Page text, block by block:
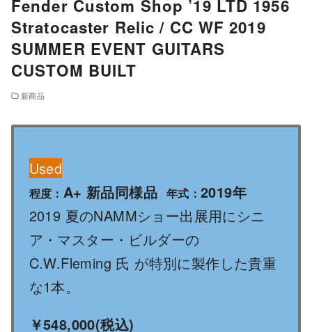
Fender Custom Shop ’19 LTD 1956
Stratocaster Relic / CC WF 2019
SUMMER EVENT GUITARS
CUSTOM BUILT
新商品
Used
程度： A+ 新品同様品 年式： 2019年
2019 夏のNAMMショー出展用にシニ
ア・マスター・ビルダーの
C.W.Fleming 氏 が特別に製作した貴重
な1本。
￥548,000(税込)